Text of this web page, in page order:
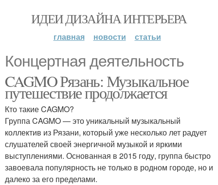
ИДЕИ ДИЗАЙНА ИНТЕРЬЕРА
главная новости статьи
Концертная деятельность
CAGMO Рязань: Музыкальное
путешествие продолжается
Кто такие CAGMO?
Группа CAGMO — это уникальный музыкальный
коллектив из Рязани, который уже несколько лет радует
слушателей своей энергичной музыкой и яркими
выступлениями. Основанная в 2015 году, группа быстро
завоевала популярность не только в родном городе, но и
далеко за его пределами.